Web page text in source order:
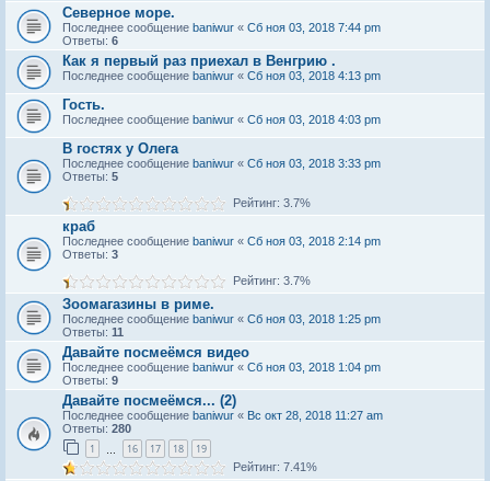
Северное море.
Последнее сообщение baniwur « Сб ноя 03, 2018 7:44 pm
Ответы: 6
Как я первый раз приехал в Венгрию .
Последнее сообщение baniwur « Сб ноя 03, 2018 4:13 pm
Гость.
Последнее сообщение baniwur « Сб ноя 03, 2018 4:03 pm
В гостях у Олега
Последнее сообщение baniwur « Сб ноя 03, 2018 3:33 pm
Ответы: 5
Рейтинг: 3.7%
краб
Последнее сообщение baniwur « Сб ноя 03, 2018 2:14 pm
Ответы: 3
Рейтинг: 3.7%
Зоомагазины в риме.
Последнее сообщение baniwur « Сб ноя 03, 2018 1:25 pm
Ответы: 11
Давайте посмеёмся видео
Последнее сообщение baniwur « Сб ноя 03, 2018 1:04 pm
Ответы: 9
Давайте посмеёмся... (2)
Последнее сообщение baniwur « Вс окт 28, 2018 11:27 am
Ответы: 280
1 16 17 18 19
Рейтинг: 7.41%